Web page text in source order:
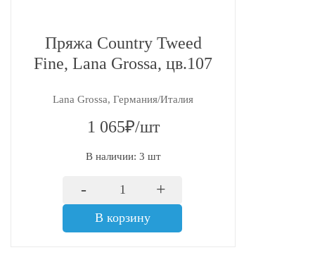
Пряжа Country Tweed
Fine, Lana Grossa, цв.107
Lana Grossa, Германия/Италия
1 065₽/шт
В наличии: 3 шт
- +
В корзину